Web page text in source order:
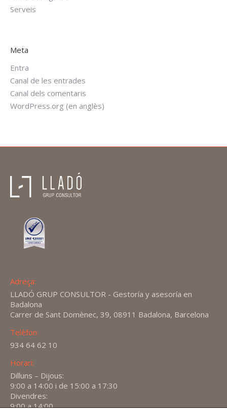
Serveis
Meta
Entra
Canal de les entrades
Canal dels comentaris
WordPress.org (en anglès)
Adreça:
LLADÓ GRUP CONSULTOR - Gestoría y asesoría en
Badalona
Carrer de Sant Domènec, 39, 08911 Badalona, Barcelona
Telèfon:
934 64 62 10
Horari:
Dilluns – Dijous:
9:00 a 14:00 i de 15:00 a 17:30
Divendres:
9:00 a 14:00